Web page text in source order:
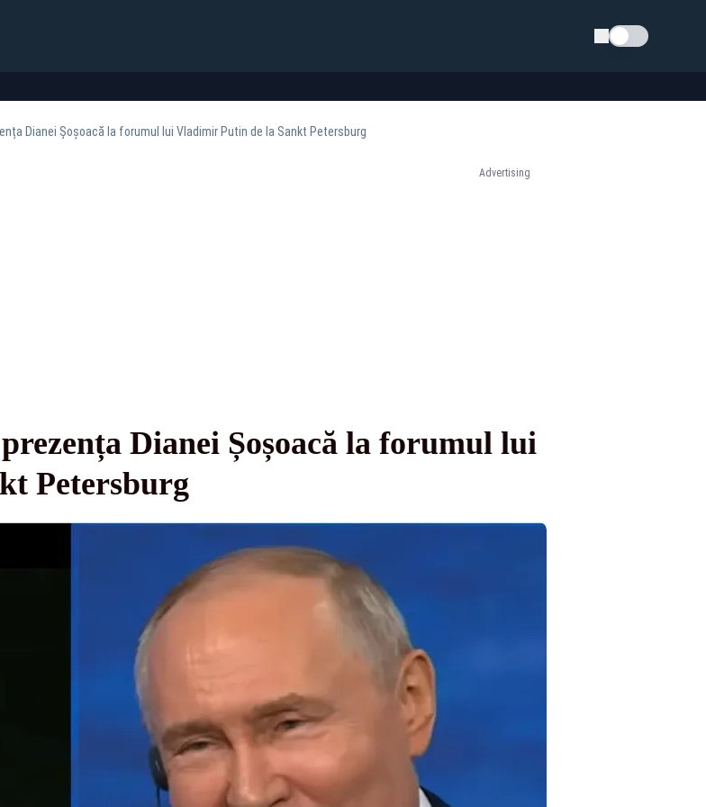
Schimba tema
Dianei Șoșoacă la forumul lui Vladimir Putin de la Sankt Petersburg
Advertising
Dianei Șoșoacă la forumul lui
Petersburg